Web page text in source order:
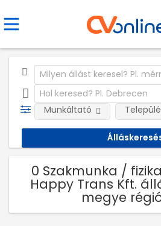
Munkáltató
0 Szakmunka /
Happy Trans Kft.
megye